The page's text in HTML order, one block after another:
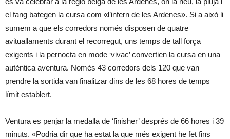
el fang bategen la cursa com «l’infern de les Ardenes». Si a això li
sumem a que els corredors només disposen de quatre
avituallaments durant el recorregut, uns temps de tall força
exigents i la pernocta en mode ‘vivac’ convertien la cursa en una
autèntica aventura. Només 43 corredors dels 120 que van
prendre la sortida van finalitzar dins de les 68 hores de temps
límit establert.
Ventura es penjar la medalla de ‘finisher’ després de 66 hores i 39
minuts. «Podria dir que ha estat la que més exigent he fet fins